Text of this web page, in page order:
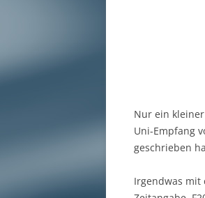
Nur ein
Uni-Empfang
geschrieben
Irgendwas mit